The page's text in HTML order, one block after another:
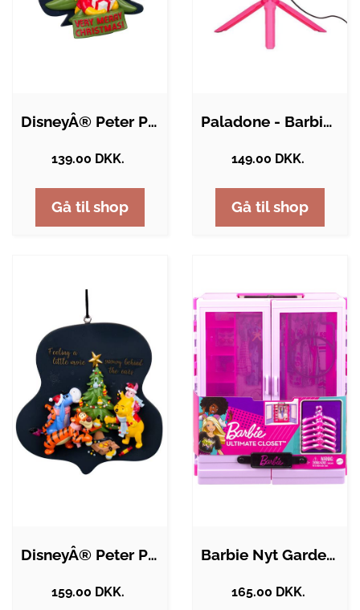
DisneyÂ® Peter Plys Julepynt
139.00 DKK.
Gå til shop
Paladone - Barbie Streaming Light With…
149.00 DKK.
Gå til shop
DisneyÂ® Peter Plys Og Venner Julepynt
159.00 DKK.
Barbie Nyt Garderobeskab
165.00 DKK.